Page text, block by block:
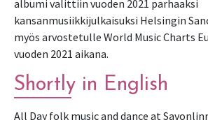
albumi valittiin vuoden 2021 parhaaksi
kansanmusiikkijulkaisuksi Helsingin
myös arvostetulle World Music Charts
vuoden 2021 aikana.
Shortly in English
All Day folk music and dance at